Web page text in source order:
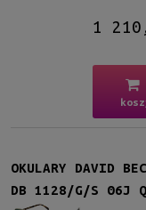
Promocja
nie (61)
1
OKULARY DAVID
DB 1128/G/S 06J